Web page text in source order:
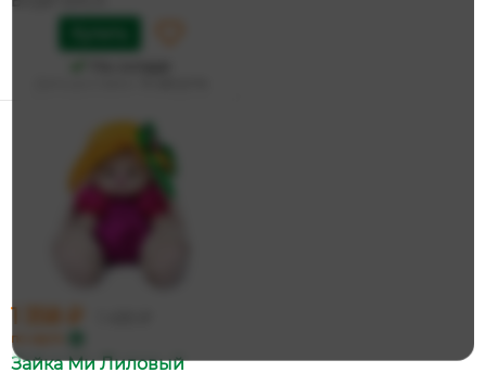
1 358 ₽
по карте
Зайка Ми Лиловый